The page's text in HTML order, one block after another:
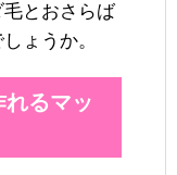
とおさらば
ょうか。
るマッ